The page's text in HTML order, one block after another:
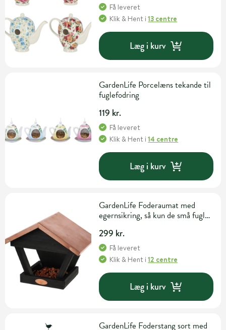
Få leveret
Klik & Hent i13 centre
Læg i kurv
GardenLife Porcelæns tekande til
fuglefodring
119 kr.
Få leveret
Klik & Hent i14 centre
Læg i kurv
GardenLife Foderaumat med
egernsikring, så kun de små fugle
299 kr.
Få leveret
Klik & Hent i12 centre
Læg i kurv
GardenLife Foderstang sort med